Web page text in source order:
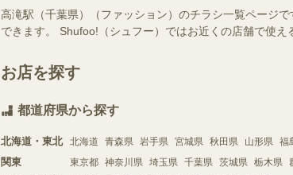
高滝駅（千葉県）（ファッション）のチラシ一覧ページ
できます。 Shufoo!（シュフー）ではお近くの店舗で使
お店を探す
都道府県から探す
北海道・東北 北海道 青森県 岩手県 宮城県 秋田県 山形県 福
関東 東京都 神奈川県 埼玉県 千葉県 茨城県 栃木県